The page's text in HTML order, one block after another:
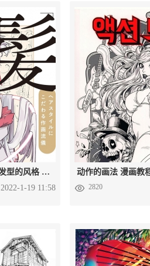
Paryi倾授头发的画法 注重发型的风格 附带笔刷+源文件 PDF
2022-1-19 11:58 2820